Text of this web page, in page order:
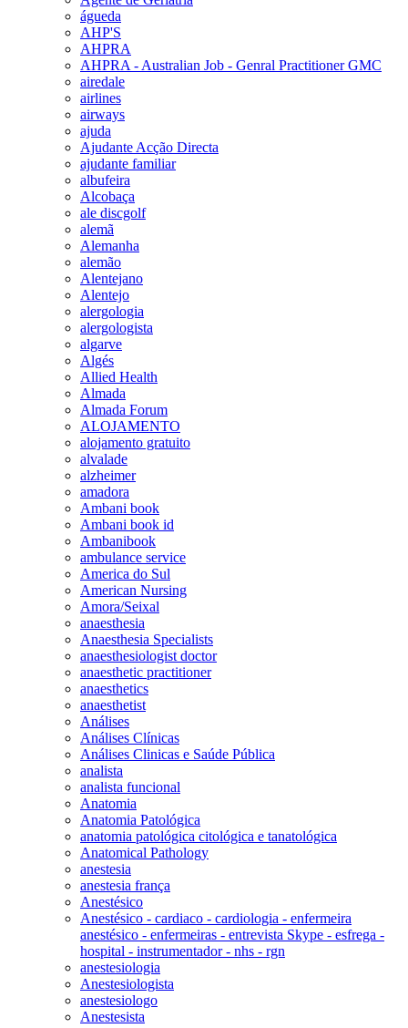
águeda
AHP'S
AHPRA
AHPRA - Australian Job - Genral Practitioner GMC
airedale
airlines
airways
ajuda
Ajudante Acção Directa
ajudante familiar
albufeira
Alcobaça
ale discgolf
alemã
Alemanha
alemão
Alentejano
Alentejo
alergologia
alergologista
algarve
Algés
Allied Health
Almada
Almada Forum
ALOJAMENTO
alojamento gratuito
alvalade
alzheimer
amadora
Ambani book
Ambani book id
Ambanibook
ambulance service
America do Sul
American Nursing
Amora/Seixal
anaesthesia
Anaesthesia Specialists
anaesthesiologist doctor
anaesthetic practitioner
anaesthetics
anaesthetist
Análises
Análises Clínicas
Análises Clinicas e Saúde Pública
analista
analista funcional
Anatomia
Anatomia Patológica
anatomia patológica citológica e tanatológica
Anatomical Pathology
anestesia
anestesia frança
Anestésico
Anestésico - cardiaco - cardiologia - enfermeira
anestésico - enfermeiras - entrevista Skype - esfrega -
hospital - instrumentador - nhs - rgn
anestesiologia
Anestesiologista
anestesiologo
Anestesista